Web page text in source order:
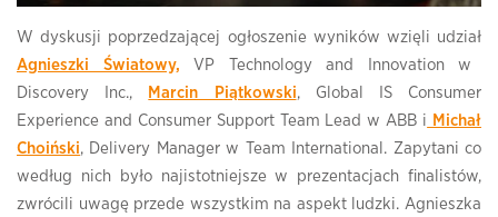
W dyskusji poprzedzającej ogłoszenie wyników wzięli udział
Agnieszki Światowy, VP Technology and Innovation w
Discovery Inc.,
Marcin Piątkowski, Global IS Consumer
Experience and Consumer Support Team Lead w ABB i Michał
Choiński, Delivery Manager w Team International. Zapytani co
według nich było najistotniejsze w prezentacjach finalistów,
zwrócili uwagę przede wszystkim na aspekt ludzki. Agnieszka